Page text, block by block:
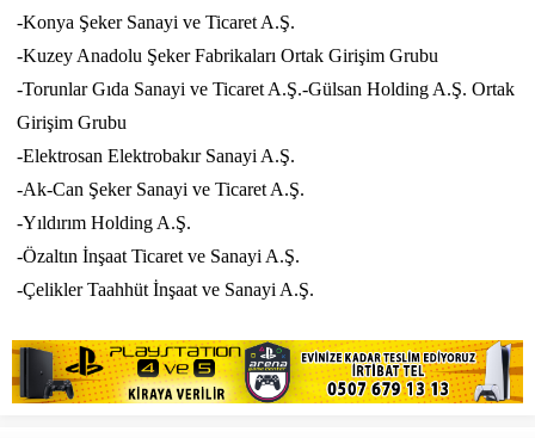
-Konya Şeker Sanayi ve Ticaret A.Ş.
-Kuzey Anadolu Şeker Fabrikaları Ortak Girişim Grubu
-Torunlar Gıda Sanayi ve Ticaret A.Ş.-Gülsan Holding A.Ş. Ortak
Girişim Grubu
-Elektrosan Elektrobakır Sanayi A.Ş.
-Ak-Can Şeker Sanayi ve Ticaret A.Ş.
-Yıldırım Holding A.Ş.
-Özaltın İnşaat Ticaret ve Sanayi A.Ş.
-Çelikler Taahhüt İnşaat ve Sanayi A.Ş.